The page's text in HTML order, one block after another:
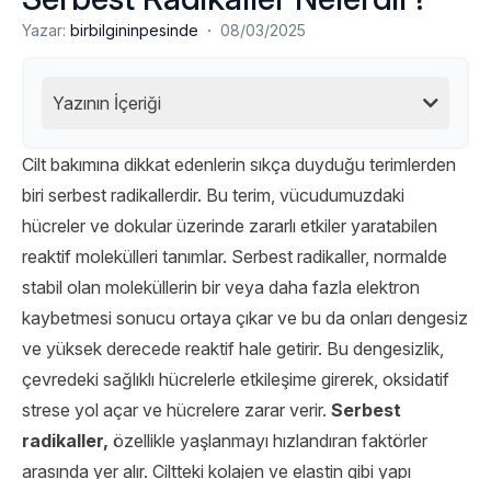
Yazar: birbilgininpesinde · 08/03/2025
Yazının İçeriği
Cilt bakımına dikkat edenlerin sıkça duyduğu terimlerden
biri serbest radikallerdir. Bu terim, vücudumuzdaki
hücreler ve dokular üzerinde zararlı etkiler yaratabilen
reaktif molekülleri tanımlar. Serbest radikaller, normalde
stabil olan moleküllerin bir veya daha fazla elektron
kaybetmesi sonucu ortaya çıkar ve bu da onları dengesiz
ve yüksek derecede reaktif hale getirir. Bu dengesizlik,
çevredeki sağlıklı hücrelerle etkileşime girerek, oksidatif
strese yol açar ve hücrelere zarar verir. Serbest
radikaller, özellikle yaşlanmayı hızlandıran faktörler
arasında yer alır. Ciltteki kolajen ve elastin gibi yapı